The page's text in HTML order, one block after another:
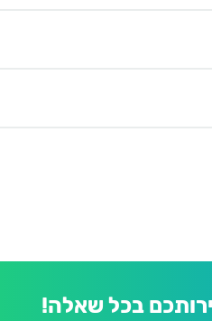
בכל שאלה!